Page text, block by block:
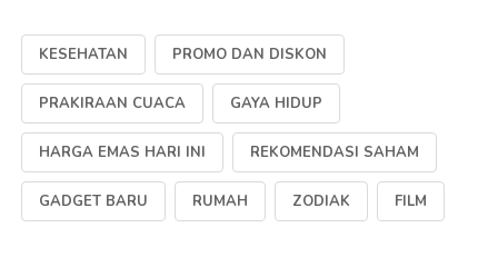
KESEHATAN PROMO DAN DISKON
PRAKIRAAN CUACA GAYA HIDUP
HARGA EMAS HARI INI REKOMENDASI SAHAM
GADGET BARU RUMAH ZODIAK FILM